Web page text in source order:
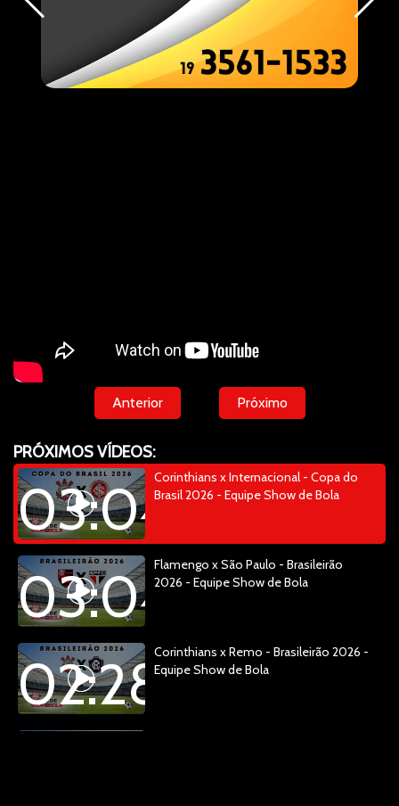
Anterior Próximo
PRÓXIMOS VÍDEOS:
03:04:34Corinthians x Internacional - Copa do
Brasil 2026 - Equipe Show de Bola
03:04:14Flamengo x São Paulo - Brasileirão
2026 - Equipe Show de Bola
02:28:48Corinthians x Remo - Brasileirão 2026 -
Equipe Show de Bola